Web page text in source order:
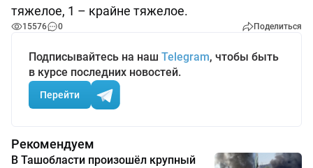
тяжелое, 1 – крайне тяжелое.
15576 0 Поделиться
Подписывайтесь на наш Telegram, чтобы быть
в курсе последних новостей.
Перейти
Рекомендуем
В Ташобласти произошёл крупный